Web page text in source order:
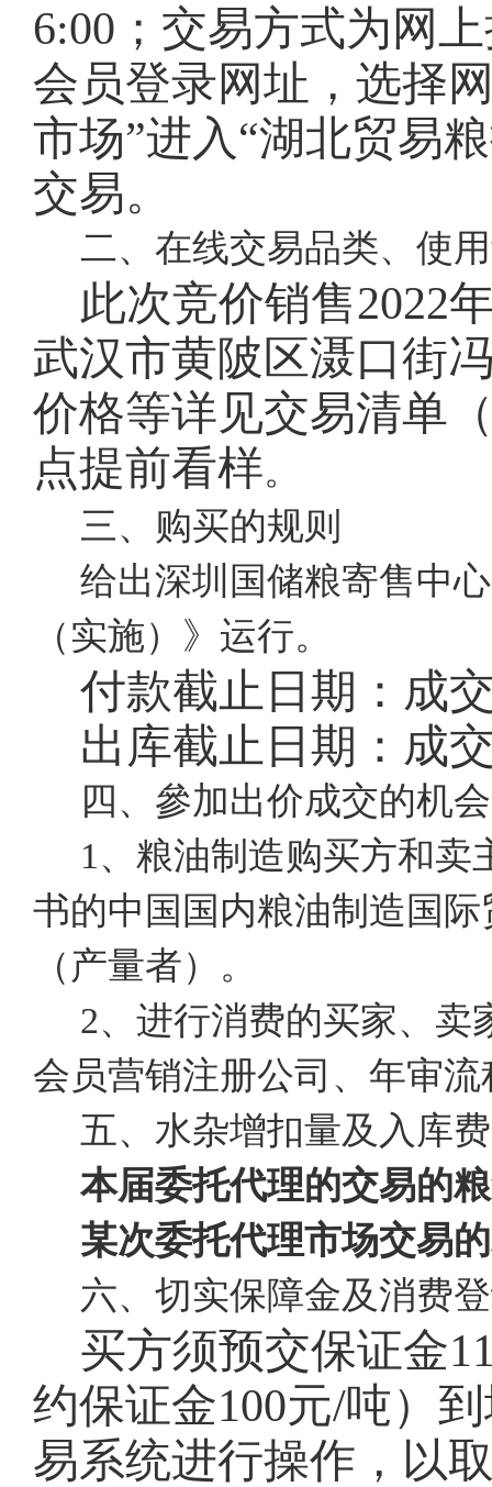
6:00；交易方式为网
会员登录网址 ，选择
市场”进入“湖北贸易
交易。
二、在线交易品类、使
此次竞价销售2022
武汉市黄陂区滠口街
价格等详见交易清单
点提前看样。
三、购买的规则
给出深圳国储粮寄售中
（实施）》运行。
付款截止日期：成
出库截止日期：成
四、參加出价成交的机会
1、粮油制造购买方和
书的中国国内粮油制造国
（产量者）。
2、进行消费的买家、卖
会员营销注册公司、年审
五、水杂增扣量及入库费
本届委托代理的交易的
某次委托代理市场交易
六、切实保障金及消费
买方须预交保证金
约保证金100元/吨）
易系统进行操作，以